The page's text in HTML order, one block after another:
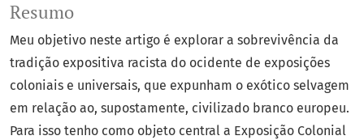
Resumo
Meu objetivo neste artigo é explorar a sobrevivência da
tradição expositiva racista do ocidente de exposições
coloniais e universais, que expunham o exótico selvagem
em relação ao, supostamente, civilizado branco europeu.
Para isso tenho como objeto central a Exposição Colonial